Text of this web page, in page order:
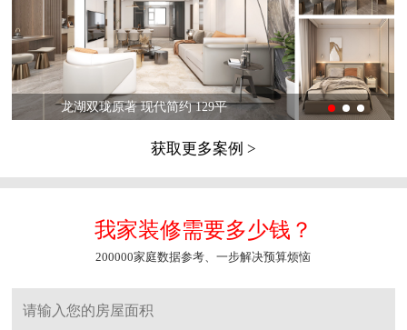
龙湖双珑原著 现代简约 129平
获取更多案例 >
我家装修需要多少钱？
200000家庭数据参考、一步解决预算烦恼